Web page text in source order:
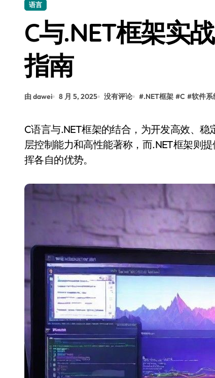
开源站长必知：MySQL事务精控与科
语言
C与.NET框架实
指南
由 dawei 8 月 5, 2025 没有评论 #.NET框架 #C #软件系
C语言与.NET框架的结合，为开发高效、稳定的软件系统提供了强大的工具组合。C语言以其底
层控制能力和高性能著称，而.NET框架则
挥各自的优势。